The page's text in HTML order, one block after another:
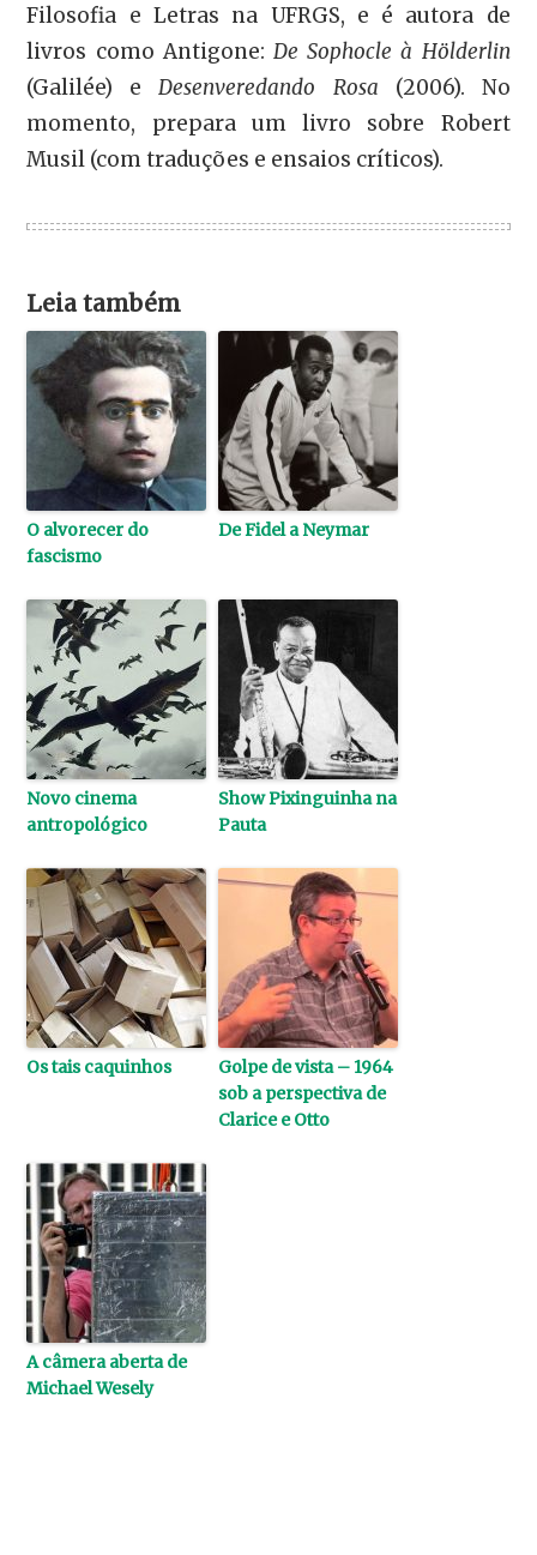
Filosofia e Letras na UFRGS, e é autora de
livros como Antigone: De Sophocle à Hölderlin
(Galilée) eDesenveredando Rosa (2006). No
momento, prepara um livro sobre Robert
Musil (com traduções e ensaios críticos).
Leia também
O alvorecer do
fascismo
De Fidel a Neymar
Novo cinema
antropológico
Show Pixinguinha na
Pauta
Os tais caquinhos
Golpe de vista – 1964
sob a perspectiva de
Clarice e Otto
A câmera aberta de
Michael Wesely